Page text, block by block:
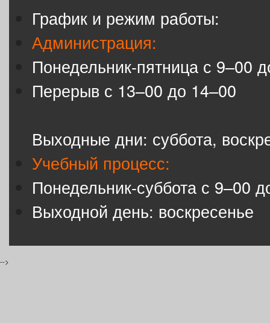
График и режим работы:
Администрация:
Понедельник-пятница с 9–00
Перерыв с 13–00 до 14–00
Выходные дни: суббота,
Учебный процесс:
Понедельник-суббота с 9–00
Выходной день: воскресенье
-->